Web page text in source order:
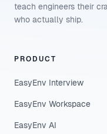
teach engineers their
who actually ship.
PRODUCT
EasyEnv Interview
EasyEnv Workspace
EasyEnv AI